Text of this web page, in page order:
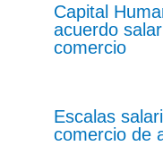
Capital
acuerdo
comercio
Escalas
comercio de